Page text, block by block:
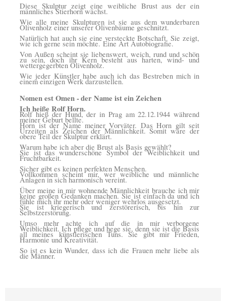
Diese Skulptur zeigt eine weibliche Brust aus der ein
männliches Stierhorn wächst.
Wie alle meine Skulpturen ist sie aus dem wunderbaren
Olivenholz einer unserer Olivenbäume geschnitzt.
Natürlich hat auch sie eine versteckte Botschaft. Sie zeigt,
wie ich gerne sein möchte.Eine Art Autobiografie.
Von Außen scheint sie liebenswert, weich, rund und schön
zu sein, doch ihr Kern besteht aus harten, wind- und
wettergegerbten Olivenholz.
Wie jeder Künstler habe auch ich das Bestreben mich in
einem einzigen Werk darzustellen.
Nomen est Omen -der Name ist ein Zeichen
Ich heiße Rolf Horn.
Rolf hieß der Hund, der in Prag am 22.12.1944 während
meiner Geburt bellte.
Horn ist der Name meiner Vorväter. Das Horn gilt seit
Urzeiten als Zeichen der Männlichkeit. Somit wäre der
obere Teil der Skulptur erklärt.
Warum habe ich aber die Brust als Basis gewählt?
Sie ist das wunderschöne Symbol der Weiblichkeit und
Fruchtbarkeit.
Sicher gibt es keinen perfekten Menschen.
Vollkommen scheint mir, wer weibliche und männliche
Anlagen in sich harmonisch vereint.
Über meine in mir wohnende Männlichkeit brauche ich mir
keine großen Gedanken machen. Sie ist einfach da und ich
fühle mich ihr mehr oder weniger wehrlos ausgesetzt.
Sie ist kriegerisch und zerstörerisch, bis hin zur
Selbstzerstörung.
Umso mehr achte ich auf die in mir verborgene
Weiblichkeit. Ich pflege und hege sie, denn sie ist die Basis
all meines künstlerischen Tuns. Sie gibt mir Frieden,
Harmonie und Kreativität.
So ist es kein Wunder, dass ich die Frauen mehr liebe als
die Männer.